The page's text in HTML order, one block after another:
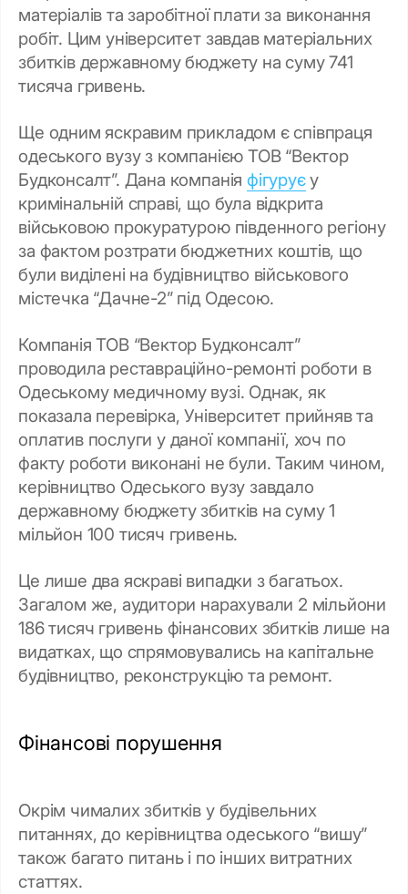
матеріалів та заробітної плати за виконання
робіт. Цим університет завдав матеріальних
збитків державному бюджету на суму 741
тисяча гривень.
Ще одним яскравим прикладом є співпраця
одеського вузу з компанією ТОВ “Вектор
Будконсалт”. Дана компанія фігуруєу
кримінальній справі, що була відкрита
військовою прокуратурою південного регіону
за фактом розтрати бюджетних коштів, що
були виділені на будівництво військового
містечка “Дачне-2” під Одесою.
Компанія ТОВ “Вектор Будконсалт”
проводила реставраційно-ремонті роботи в
Одеському медичному вузі. Однак, як
показала перевірка, Університет прийняв та
оплатив послуги у даної компанії, хоч по
факту роботи виконані не були. Таким чином,
керівництво Одеського вузу завдало
державному бюджету збитків на суму 1
мільйон 100 тисяч гривень.
Це лише два яскраві випадки з багатьох.
Загалом же, аудитори нарахували 2 мільйони
186 тисяч гривень фінансових збитків лише на
видатках, що спрямовувались на капітальне
будівництво, реконструкцію та ремонт.
Фінансові порушення
Окрім чималих збитків у будівельних
питаннях, до керівництва одеського “вишу”
також багато питань і по інших витратних
статтях.